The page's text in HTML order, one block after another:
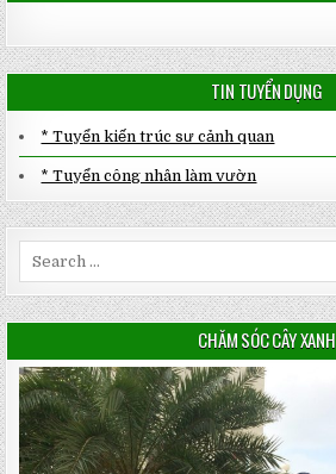
TIN TUYỂN DỤNG
* Tuyển kiến trúc sư cảnh quan
* Tuyển công nhân làm vườn
CHĂM SÓC CÂY XANH